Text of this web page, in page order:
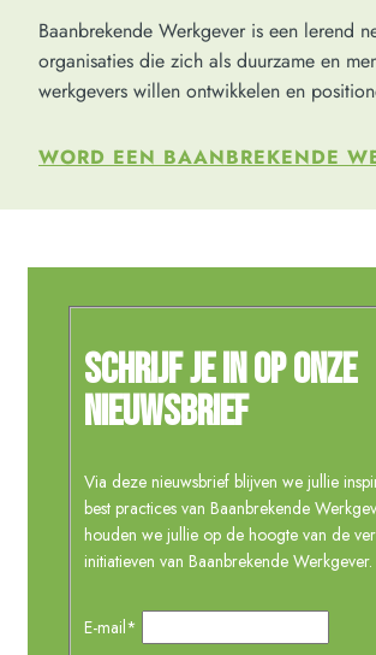
Baanbrekende Werkgever is een lerend
organisaties die zich als duurzame en
werkgevers willen ontwikkelen en
WORD EEN BAANBREKENDE